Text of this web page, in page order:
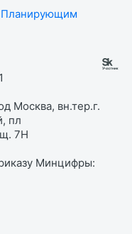
Планирующим
Москва, вн.тер.г.
пл
7Н
Минцифры: